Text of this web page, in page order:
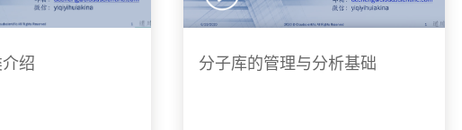
绍 分子库的管理与分析基础